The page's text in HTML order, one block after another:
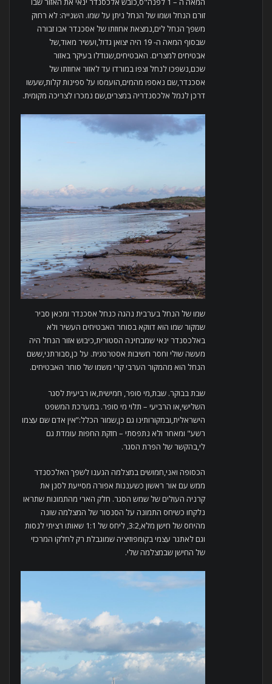
זורם הנחל ושמו של הנחל ניתן על שמו. השנייה: לא רחוק
משפך הנחל לים,נמצאת אחוזתו של אסכנדר אבו זבורה
שבסוף המאה ה- 19 היה יצואן גדול,ועשיר מאוד,של
אבטיחים למצרים. האבטיחים,שגודלו בעיקר באזור
שכם,נשפכו לנחל וצפו במורדו עד לאזור אחוזתו של
אסכנדר,שם נאספו מהמים,הועמסו על ספינות קלות,שעשו
דרכן לנמל אלכסנדריה במצרים,שם נמכרו לצריכה מקומית.
שמו של הנחל בערבית נהגה כנחל אסכנדר ומכאן סביר
שמקור שמו הוא דווקא בסוחר האבטיחים העשיר ולא
באלכסנדר ינאי שמבחינה הסטורית,כיבוש אזור הנחל היה
מעשה שולי וחסר חשיבות אסטרטגית. על כן,סבורתני,ששם
הנחל הוא מהמקור הערבי קרי משמו של סוחר האבטיחים.
שבת בבוקר. שבת,מי סופר, חמישית,או רביעית לסגר
השלישי,או הרביעי – תלוי מי סופר. במערכת המשפט
הישראלית,ובמקורותינו גם כן,שמור הכלל:”אין אדם שם עצמו
רשע" ומאחר ולא נתפסתי – חזקת החפות עומדת גם
לי,בהקשר של הפרת הסגר.
הכסופה ואני,חמושים במצלמה הגענו לשפך האלכסנדר
ממש עם אור ראשון כשעננות אפורה מסייעת לסנן את
קרניה העולים של שמש הסגר. חלק הארי מהתמונות שתראו
נלקחו כשיחס התמונה על הסנסור של המצלמה שונה
מהיחס של חישן מלא,3:2, ליחס של 1:1 שאותו רציתי לנסות
וגם לאתגר עצמי בקומפוזיציה שמוגבלת רק לחלקו המרכזי
של החישן שבמצלמה שלי.